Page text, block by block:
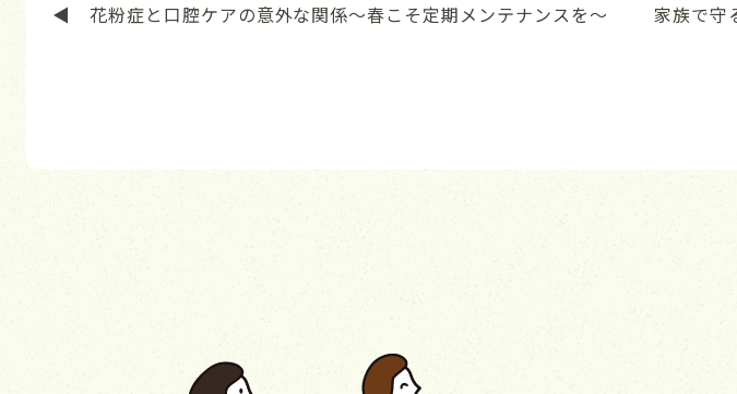
◀ 花粉症と口腔ケアの意外な関係～春こそ定期メンテナンスを～ 家族で